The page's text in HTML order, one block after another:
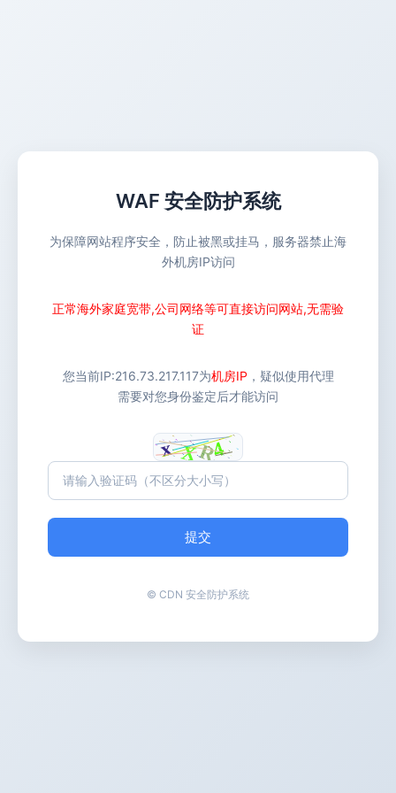
WAF 安全防护系统
为保障网站程序安全，防止被黑或挂马，服务器禁止海
外机房IP访问
正常海外家庭宽带,公司网络等可直接访问网站,无需验
证
您当前IP:216.73.217.117为机房IP ，疑似使用代理
需要对您身份鉴定后才能访问
提交
© CDN 安全防护系统